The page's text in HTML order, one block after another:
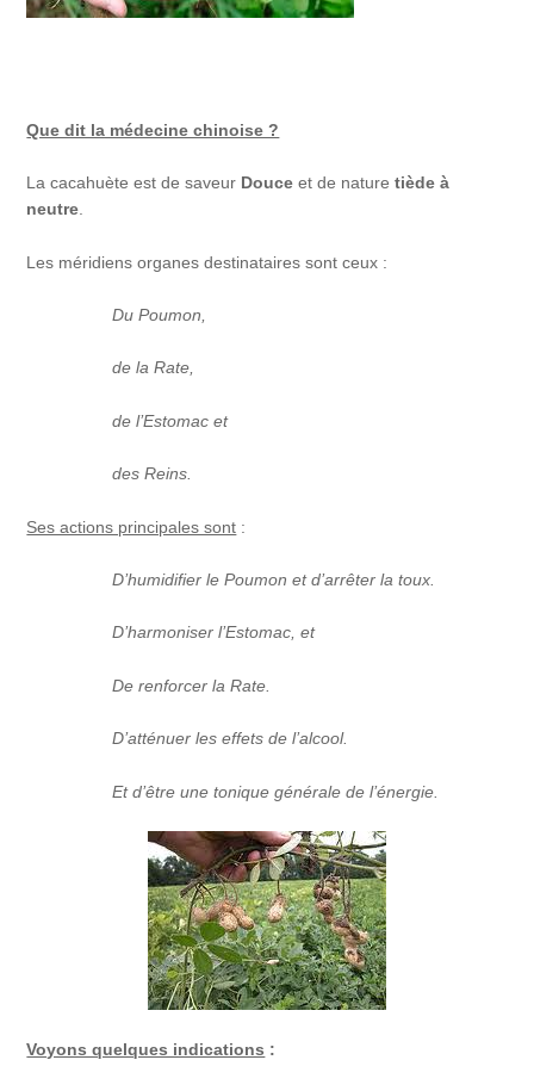
Que dit la médecine chinoise ?
La cacahuète est de saveur Douce et de naturetiède à
neutre.
Les méridiens organes destinataires sont ceux :
Du Poumon,
de la Rate,
de l’Estomac et
des Reins.
Ses actions principales sont :
D’humidifier le Poumon et d’arrêter la toux.
D’harmoniser l’Estomac, et
De renforcer la Rate.
D’atténuer les effets de l’alcool.
Et d’être une tonique générale de l’énergie.
Voyons quelques indications :